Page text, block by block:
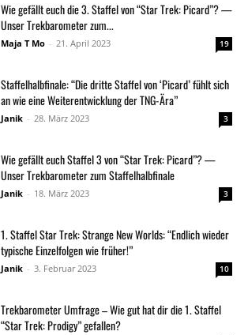
Wie gefällt euch die 3. Staffel von “Star Trek: Picard”? —
Unser Trekbarometer zum...
Maja T Mo - 21. April 2023 19
Staffelhalbfinale: “Die dritte Staffel von ‘Picard’ fühlt sich
an wie eine Weiterentwicklung der TNG-Ära”
Janik - 28. März 2023 3
Wie gefällt euch Staffel 3 von “Star Trek: Picard”? —
Unser Trekbarometer zum Staffelhalbfinale
Janik - 18. März 2023 3
1. Staffel Star Trek: Strange New Worlds: “Endlich wieder
typische Einzelfolgen wie früher!”
Janik - 3. Februar 2023 10
Trekbarometer Umfrage – Wie gut hat dir die 1. Staffel
“Star Trek: Prodigy” gefallen?